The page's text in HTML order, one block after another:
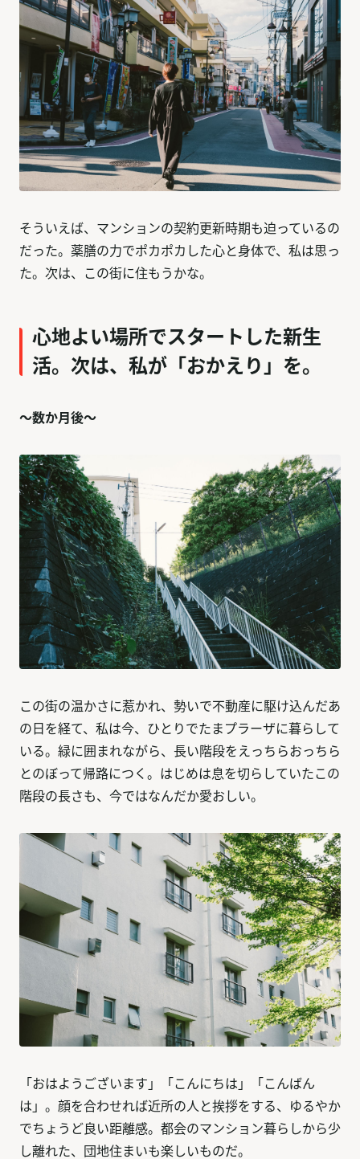
そういえば、マンションの契約更新時期も迫っているの
だった。薬膳の力でポカポカした心と身体で、私は思っ
た。次は、この街に住もうかな。
心地よい場所でスタートした新生
活。次は、私が「おかえり」を。
〜数か月後〜
この街の温かさに惹かれ、勢いで不動産に駆け込んだあ
の日を経て、私は今、ひとりでたまプラーザに暮らして
いる。緑に囲まれながら、長い階段をえっちらおっちら
とのぼって帰路につく。はじめは息を切らしていたこの
階段の長さも、今ではなんだか愛おしい。
「おはようございます」「こんにちは」「こんばん
は」。顔を合わせれば近所の人と挨拶をする、ゆるやか
でちょうど良い距離感。都会のマンション暮らしから少
し離れた、団地住まいも楽しいものだ。